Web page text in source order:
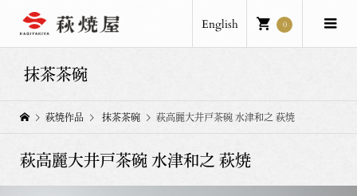
English 0
抹茶茶碗
萩焼作品 抹茶茶碗 萩高麗大井戸茶碗 水津和之 萩焼
萩高麗大井戸茶碗 水津和之 萩焼